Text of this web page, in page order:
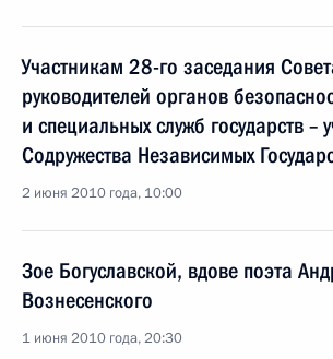
Участникам 28-го заседания
руководителей органов
и специальных служб государств –
Содружества Независимых
2 июня 2010 года, 10:00
Зое Богуславской, вдове поэта
Вознесенского
1 июня 2010 года, 20:30